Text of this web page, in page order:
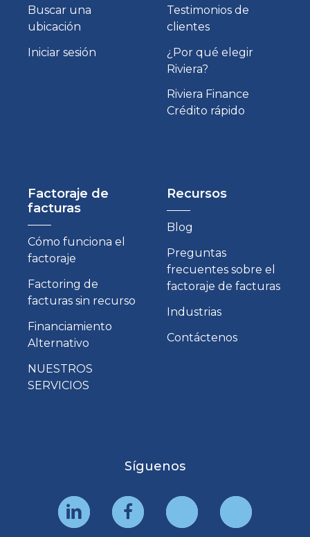
Buscar una
ubicación
Iniciar sesión
Testimonios de
clientes
¿Por qué elegir
Riviera?
Riviera Finance
Crédito rápido
Factoraje de
facturas
Cómo funciona el
factoraje
Factoring de
facturas sin recurso
Financiamiento
Alternativo
NUESTROS
SERVICIOS
Recursos
Blog
Preguntas
frecuentes sobre el
factoraje de facturas
Industrias
Contáctenos
Síguenos